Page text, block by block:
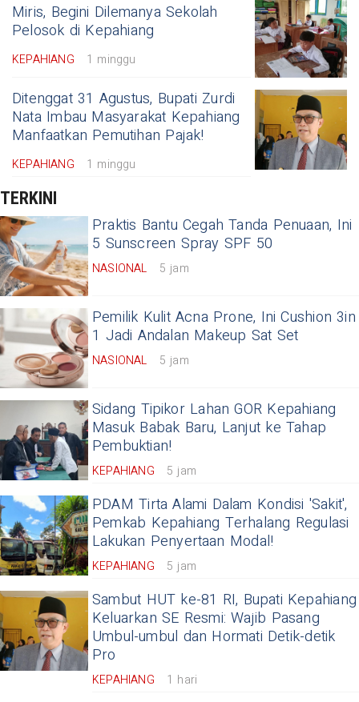
Miris, Begini Dilemanya Sekolah
Pelosok di Kepahiang
KEPAHIANG 1 minggu
Ditenggat 31 Agustus, Bupati Zurdi
Nata Imbau Masyarakat Kepahiang
Manfaatkan Pemutihan Pajak!
KEPAHIANG 1 minggu
TERKINI
Praktis Bantu Cegah Tanda Penuaan, Ini
5 Sunscreen Spray SPF 50
NASIONAL 5 jam
Pemilik Kulit Acna Prone, Ini Cushion 3in
1 Jadi Andalan Makeup Sat Set
NASIONAL 5 jam
Sidang Tipikor Lahan GOR Kepahiang
Masuk Babak Baru, Lanjut ke Tahap
Pembuktian!
KEPAHIANG 5 jam
PDAM Tirta Alami Dalam Kondisi 'Sakit',
Pemkab Kepahiang Terhalang Regulasi
Lakukan Penyertaan Modal!
KEPAHIANG 5 jam
Sambut HUT ke-81 RI, Bupati Kepahiang
Keluarkan SE Resmi: Wajib Pasang
Umbul-umbul dan Hormati Detik-detik
Pro
KEPAHIANG 1 hari